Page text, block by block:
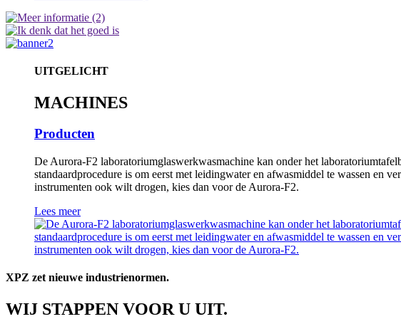
UITGELICHT
MACHINES
Producten
De Aurora-F2 laboratoriumglaswerkwasmachine kan onder het
standaardprocedure is om eerst met leidingwater en afwasmiddel te wassen en
instrumenten ook wilt drogen, kies dan voor de Aurora-F2.
Lees meer
XPZ zet nieuwe industrienormen.
WIJ STAPPEN VOOR U UIT.